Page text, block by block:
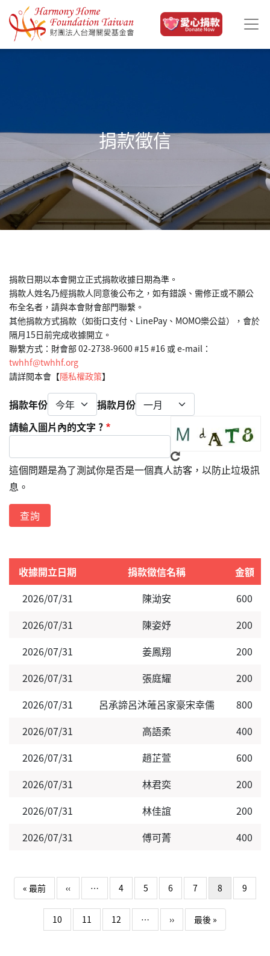
移至主內容
捐款徵信
捐款日期以本會開立正式捐款收據日期為準。
捐款人姓名乃經捐款人同意後公布之，如有錯誤、需修正或不願公
布全名者，請與本會財會部門聯繫。
其他捐款方式捐款（如街口支付、LinePay、MOMO樂公益），會於
隔月15日前完成收據開立。
twhhf@twhhf.org
請詳閱本會【隱私權政策】
捐款年份
捐款月份
請輸入圖片內的文字 ?
這個問題是為了測試你是否是一個真人訪客，以防止垃圾訊
息。
收據開立日期 捐款徵信名稱
金額
2026/07/31
陳泑安
600
2026/07/31
陳姿妤
200
2026/07/31
姜鳳翔
200
2026/07/31
張庭耀
200
2026/07/31
呂承諦呂沐蓶呂家豪宋幸儒
800
2026/07/31
高語柔
400
2026/07/31
趙芷萱
600
2026/07/31
林君奕
200
2026/07/31
林佳誼
200
2026/07/31
傅可菁 400
Pagination
« 最前First page
‹‹Previous page
… 4 5 6 7 8 9
10 11 12 … ››下一頁最後 »